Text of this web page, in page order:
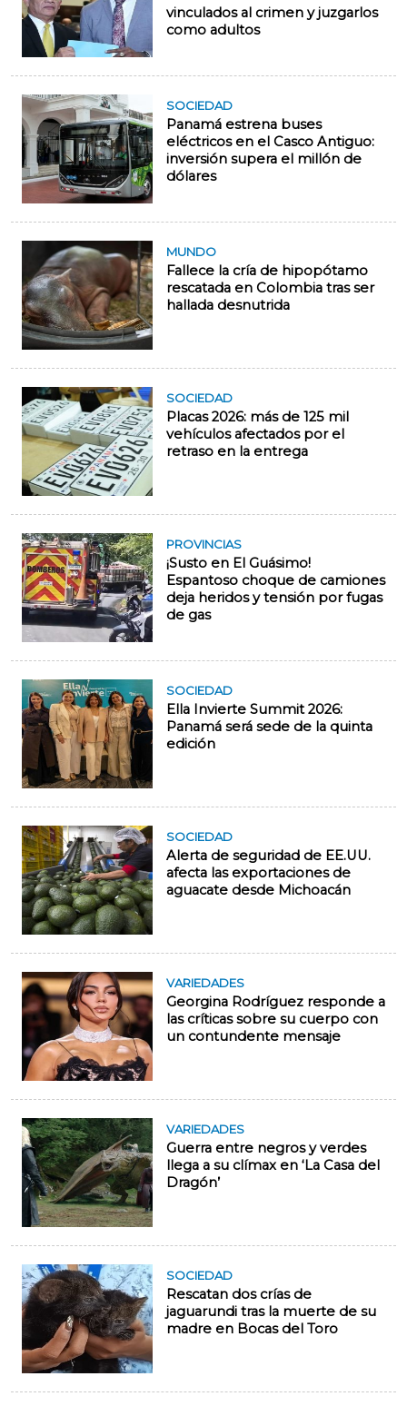
vinculados al crimen y juzgarlos
como adultos
SOCIEDAD
Panamá estrena buses
eléctricos en el Casco Antiguo:
inversión supera el millón de
dólares
MUNDO
Fallece la cría de hipopótamo
rescatada en Colombia tras ser
hallada desnutrida
SOCIEDAD
Placas 2026: más de 125 mil
vehículos afectados por el
retraso en la entrega
PROVINCIAS
¡Susto en El Guásimo!
Espantoso choque de camiones
deja heridos y tensión por fugas
de gas
SOCIEDAD
Ella Invierte Summit 2026:
Panamá será sede de la quinta
edición
SOCIEDAD
Alerta de seguridad de EE.UU.
afecta las exportaciones de
aguacate desde Michoacán
VARIEDADES
Georgina Rodríguez responde a
las críticas sobre su cuerpo con
un contundente mensaje
VARIEDADES
Guerra entre negros y verdes
llega a su clímax en ‘La Casa del
Dragón’
SOCIEDAD
Rescatan dos crías de
jaguarundi tras la muerte de su
madre en Bocas del Toro